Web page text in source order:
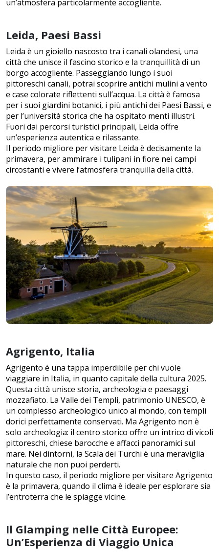
un’atmosfera particolarmente accogliente.
Leida, Paesi Bassi
Leida è un gioiello nascosto tra i canali olandesi, una
città che unisce il fascino storico e la tranquillità di un
borgo accogliente. Passeggiando lungo i suoi
pittoreschi canali, potrai scoprire antichi mulini a vento
e case colorate riflettenti sull’acqua. La città è famosa
per i suoi giardini botanici, i più antichi dei Paesi Bassi, e
per l’università storica che ha ospitato menti illustri.
Fuori dai percorsi turistici principali, Leida offre
un’esperienza autentica e rilassante.
Il periodo migliore per visitare Leida è decisamente la
primavera, per ammirare i tulipani in fiore nei campi
circostanti e vivere l’atmosfera tranquilla della città.
Agrigento, Italia
Agrigento è una tappa imperdibile per chi vuole
viaggiare in Italia, in quanto capitale della cultura 2025.
Questa città unisce storia, archeologia e paesaggi
mozzafiato. La Valle dei Templi, patrimonio UNESCO, è
un complesso archeologico unico al mondo, con templi
dorici perfettamente conservati. Ma Agrigento non è
solo archeologia: il centro storico offre un intrico di vicoli
pittoreschi, chiese barocche e affacci panoramici sul
mare. Nei dintorni, la Scala dei Turchi è una meraviglia
naturale che non puoi perderti.
In questo caso, il periodo migliore per visitare Agrigento
è la primavera, quando il clima è ideale per esplorare sia
l’entroterra che le spiagge vicine.
Il Glamping nelle Città Europee:
Un’Esperienza di Viaggio Unica